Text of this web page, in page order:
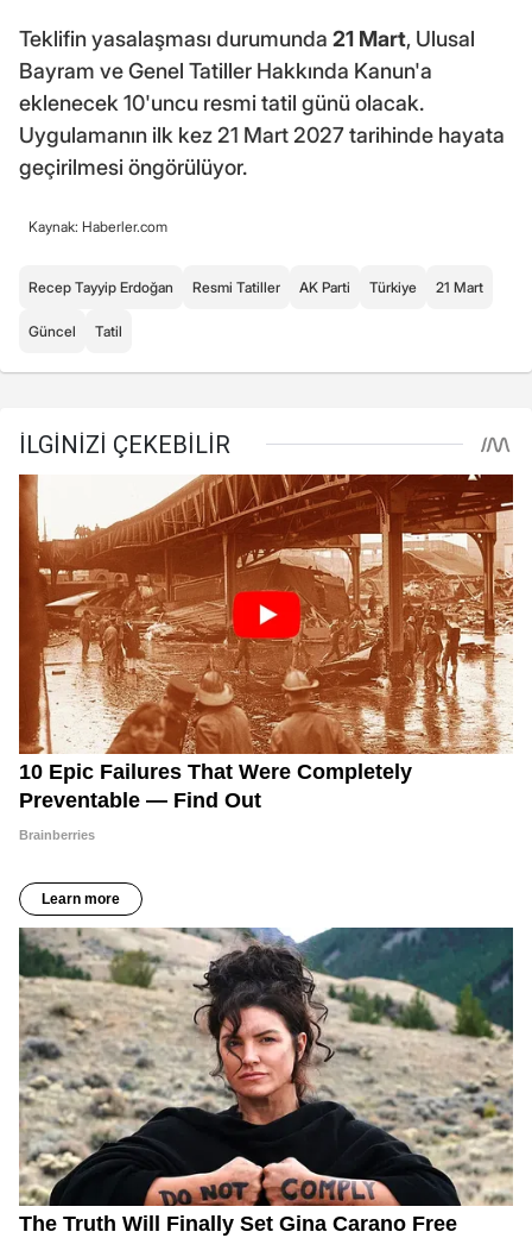
Teklifin yasalaşması durumunda 21 Mart, Ulusal
Bayram ve Genel Tatiller Hakkında Kanun'a
eklenecek 10'uncu resmi tatil günü olacak.
Uygulamanın ilk kez 21 Mart 2027 tarihinde hayata
geçirilmesi öngörülüyor.
Kaynak: Haberler.com
Recep Tayyip Erdoğan Resmi Tatiller AK Parti Türkiye 21 Mart
Güncel Tatil